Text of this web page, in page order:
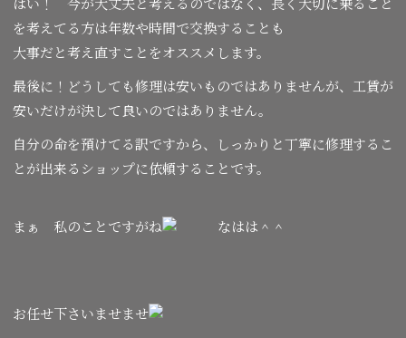
を考えてる方は年数や時間で交換することも
大事だと考え直すことをオススメします。
最後に！どうしても修理は安いものではありませんが、工賃が
安いだけが決して良いのではありません。
自分の命を預けてる訳ですから、しっかりと丁寧に修理するこ
とが出来るショップに依頼することです。
まぁ 私のことですがね なはは＾＾
お任せ下さいませませ